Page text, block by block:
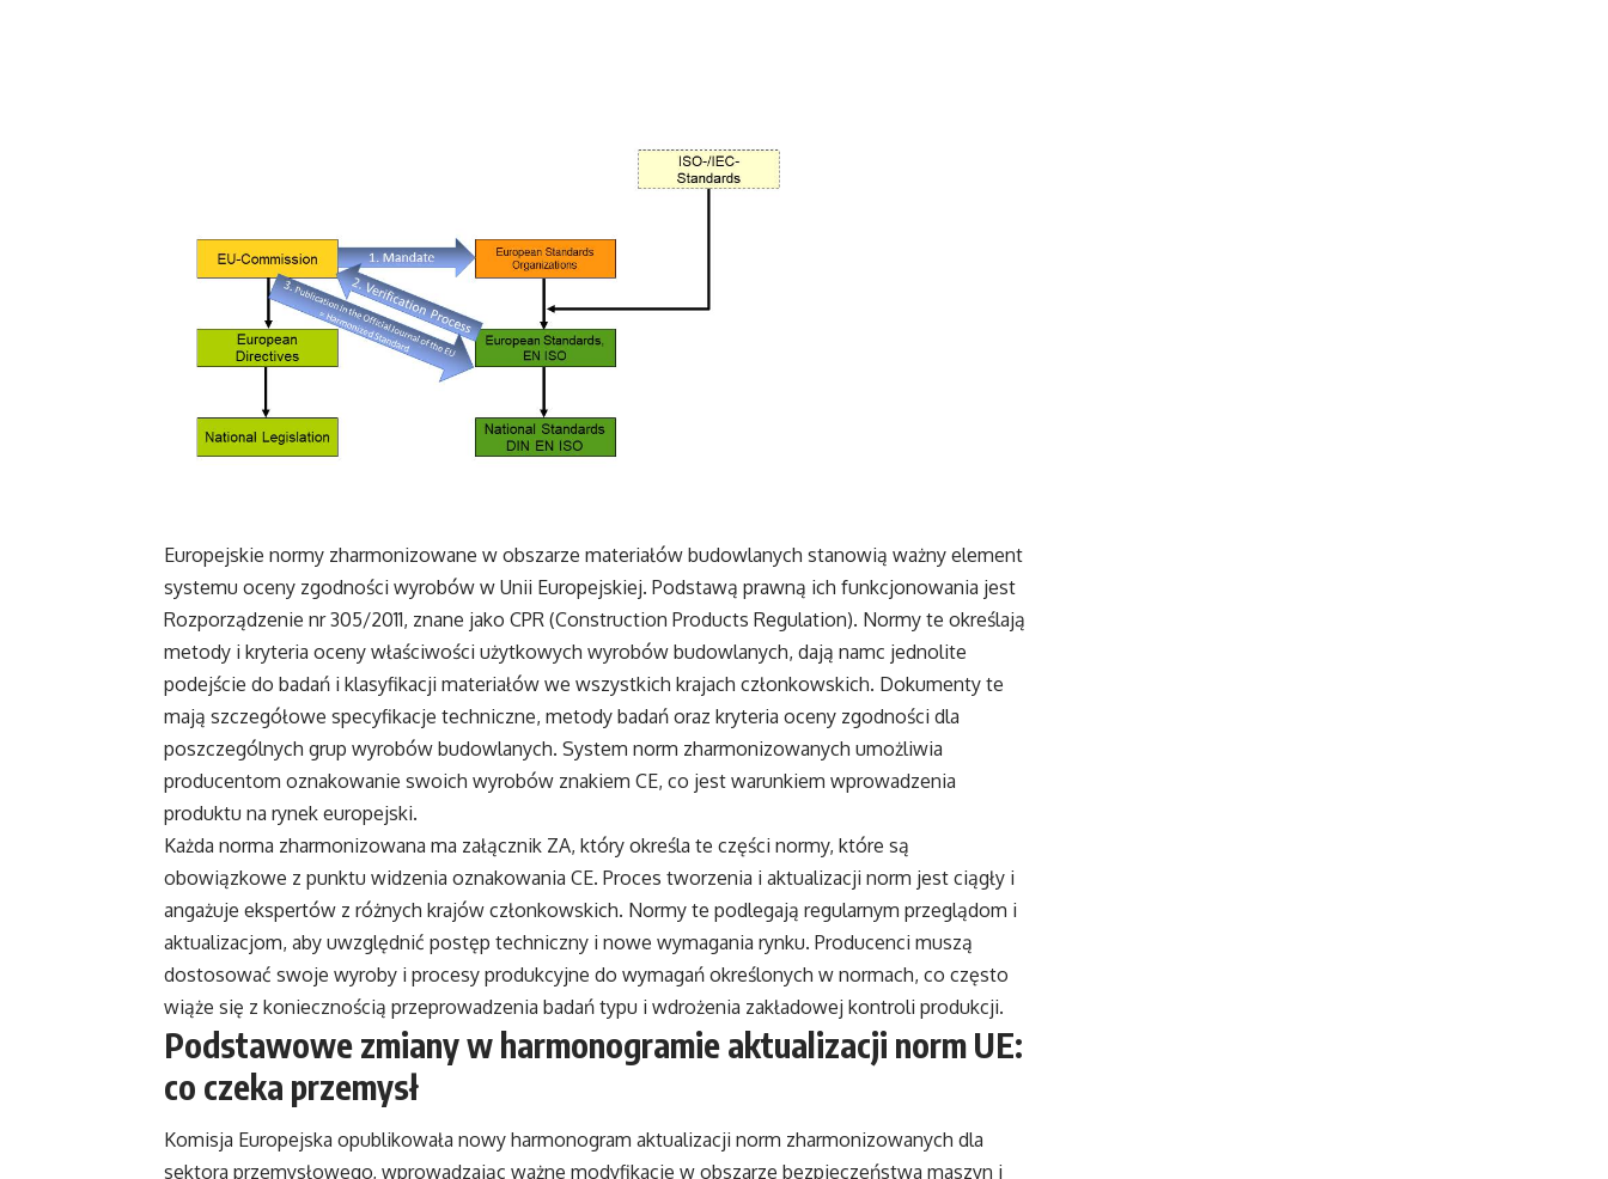
Europejskie normy zharmonizowane w obszarze materiałów budowlanych stanowią ważny element
systemu oceny zgodności wyrobów w Unii Europejskiej. Podstawą prawną ich funkcjonowania jest
Rozporządzenie nr 305/2011, znane jako CPR (Construction Products Regulation). Normy te określają
metody i kryteria oceny właściwości użytkowych wyrobów budowlanych, dają namc jednolite
podejście do badań i klasyfikacji materiałów we wszystkich krajach członkowskich. Dokumenty te
mają szczegółowe specyfikacje techniczne, metody badań oraz kryteria oceny zgodności dla
poszczególnych grup wyrobów budowlanych. System norm zharmonizowanych umożliwia
producentom oznakowanie swoich wyrobów znakiem CE, co jest warunkiem wprowadzenia
produktu na rynek europejski.
Każda norma zharmonizowana ma załącznik ZA, który określa te części normy, które są
obowiązkowe z punktu widzenia oznakowania CE. Proces tworzenia i aktualizacji norm jest ciągły i
angażuje ekspertów z różnych krajów członkowskich. Normy te podlegają regularnym przeglądom i
aktualizacjom, aby uwzględnić postęp techniczny i nowe wymagania rynku. Producenci muszą
dostosować swoje wyroby i procesy produkcyjne do wymagań określonych w normach, co często
wiąże się z koniecznością przeprowadzenia badań typu i wdrożenia zakładowej kontroli produkcji.
Podstawowe zmiany w harmonogramie aktualizacji norm UE:
co czeka przemysł
Komisja Europejska opublikowała nowy harmonogram aktualizacji norm zharmonizowanych dla
sektora przemysłowego, wprowadzając ważne modyfikacje w obszarze bezpieczeństwa maszyn i